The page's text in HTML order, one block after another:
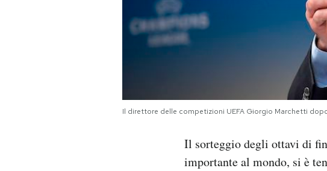
Il direttore delle competizioni UEFA Giorgio Marchetti
Il sorteggio degli ottavi di
importante al mondo, si è